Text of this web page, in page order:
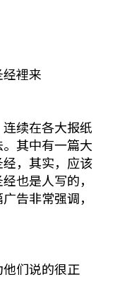
裡来
续在各大报纸
其中有一篇大
，其实，应该
也是人写的，
告非常强调，
们说的很正